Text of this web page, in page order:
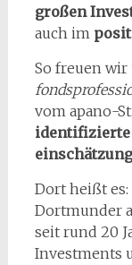
großen
auch im
So freuen wir
vom apano-
Dort heißt es:
Dortmunder
seit rund 20
Investments